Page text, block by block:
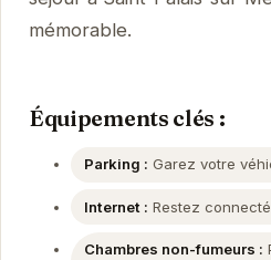
mémorable.
Équipements clés :
Parking : Garez votre
Internet : Restez
Chambres non-fumeurs :